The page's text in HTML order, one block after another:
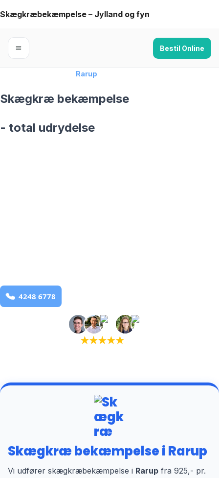
Skip
content
Skægkræbekæmpelse – Jylland og fyn
Bestil Online
Rarup
Skægkræ bekæmpelse
- total udrydelse
★★★★★
Skægkræ bekæmpelse i Rarup
Vi udfører skægkræbekæmpelse i Rarup fra 925,- pr.